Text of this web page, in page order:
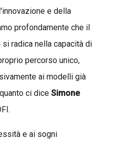
e della
profondamente che il
radica nella capacità di
percorso unico,
ai modelli già
ci dice Simone
e ai sogni